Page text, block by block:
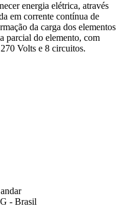
energia elétrica, através
em corrente contínua de
da carga dos elementos
parcial do elemento, com
Volts e 8 circuitos.
- Brasil